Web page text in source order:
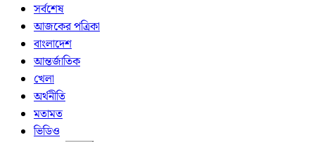
সর্বশেষ
আজকের পত্রিকা
বাংলাদেশ
আন্তর্জাতিক
খেলা
অর্থনীতি
মতামত
ভিডিও